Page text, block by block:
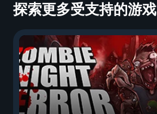
探索更多受支持的游戏